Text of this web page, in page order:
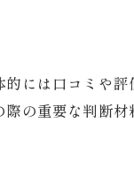
には口コミや評
の重要な判断材